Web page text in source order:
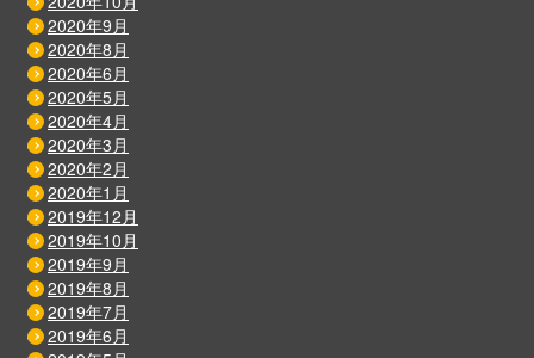
2020年9月
2020年8月
2020年6月
2020年5月
2020年4月
2020年3月
2020年2月
2020年1月
2019年12月
2019年10月
2019年9月
2019年8月
2019年7月
2019年6月